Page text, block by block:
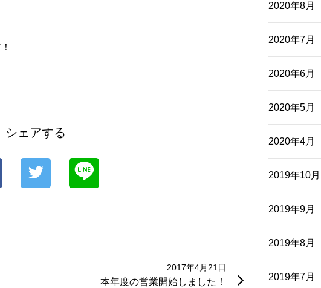
シェアする
2017年4月21日
本年度の営業開始しました！
2020年8月
2020年7月
2020年6月
2020年5月
2020年4月
2019年10月
2019年9月
2019年8月
2019年7月